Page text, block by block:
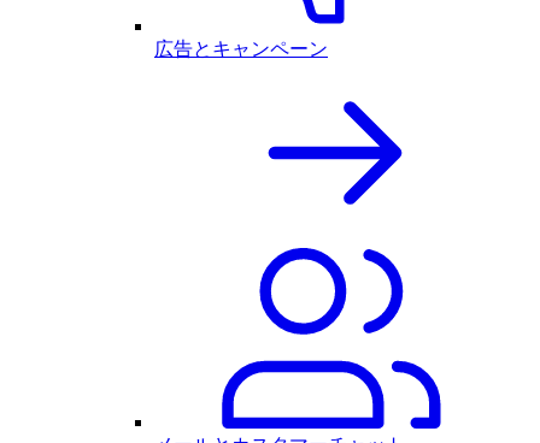
広告とキャンペーン